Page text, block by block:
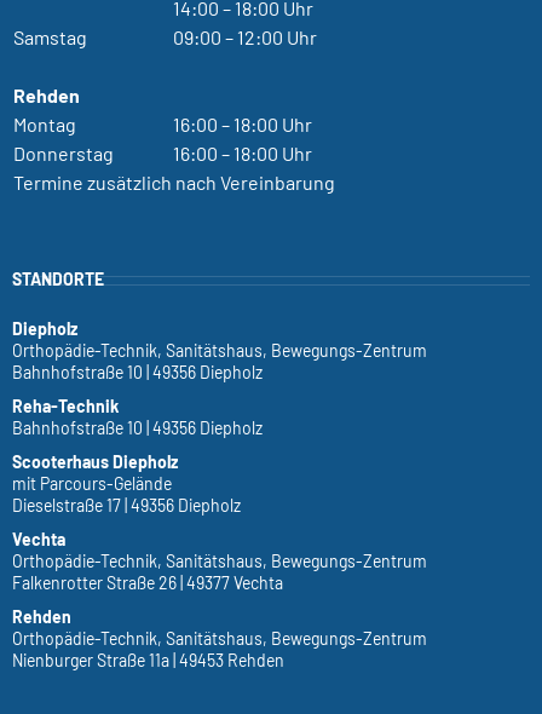
14:00 – 18:00 Uhr
Samstag
09:00 – 12:00 Uhr
Rehden
Montag
16:00 – 18:00 Uhr
Donnerstag
16:00 – 18:00 Uhr
Termine zusätzlich nach Vereinbarung
STANDORTE
Diepholz
Orthopädie-Technik, Sanitätshaus, Bewegungs-Zentrum
Bahnhofstraße 10 | 49356 Diepholz
Reha-Technik
Bahnhofstraße 10 | 49356 Diepholz
Scooterhaus Diepholz
mit Parcours-Gelände
Dieselstraße 17 | 49356 Diepholz
Vechta
Orthopädie-Technik, Sanitätshaus, Bewegungs-Zentrum
Falkenrotter Straße 26 | 49377 Vechta
Rehden
Orthopädie-Technik, Sanitätshaus, Bewegungs-Zentrum
Nienburger Straße 11a | 49453 Rehden